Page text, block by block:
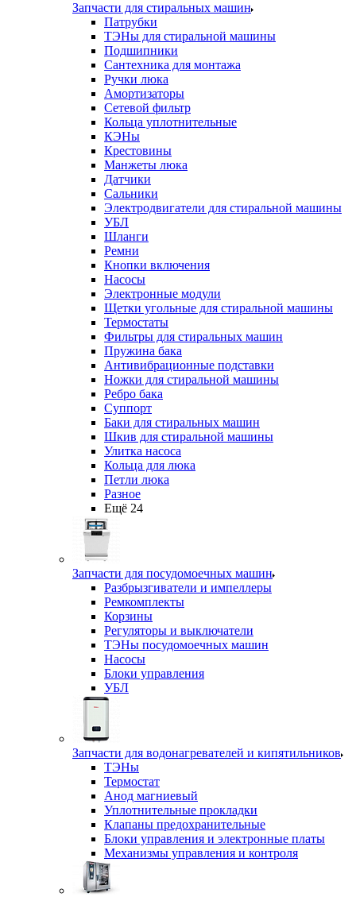
Запчасти для стиральных машин
Патрубки
ТЭНы для стиральной машины
Подшипники
Сантехника для монтажа
Ручки люка
Амортизаторы
Сетевой фильтр
Кольца уплотнительные
КЭНы
Крестовины
Манжеты люка
Датчики
Сальники
Электродвигатели для стиральной машины
УБЛ
Шланги
Ремни
Кнопки включения
Насосы
Электронные модули
Щетки угольные для стиральной машины
Термостаты
Фильтры для стиральных машин
Пружина бака
Антивибрационные подставки
Ножки для стиральной машины
Ребро бака
Суппорт
Баки для стиральных машин
Шкив для стиральной машины
Улитка насоса
Кольца для люка
Петли люка
Разное
Ещё 24
Запчасти для посудомоечных машин
Разбрызгиватели и импеллеры
Ремкомплекты
Корзины
Регуляторы и выключатели
ТЭНы посудомоечных машин
Насосы
Блоки управления
УБЛ
Запчасти для водонагревателей и кипятильников
ТЭНы
Термостат
Анод магниевый
Уплотнительные прокладки
Клапаны предохранительные
Блоки управления и электронные платы
Механизмы управления и контроля